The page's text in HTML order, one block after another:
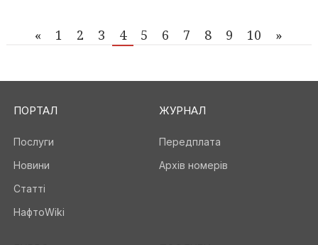
« 1 2 3 4 5 6 7 8 9 10 »
ПОРТАЛ
Послуги
Новини
Статті
НафтоWiki
ЖУРНАЛ
Передплата
Архів номерів